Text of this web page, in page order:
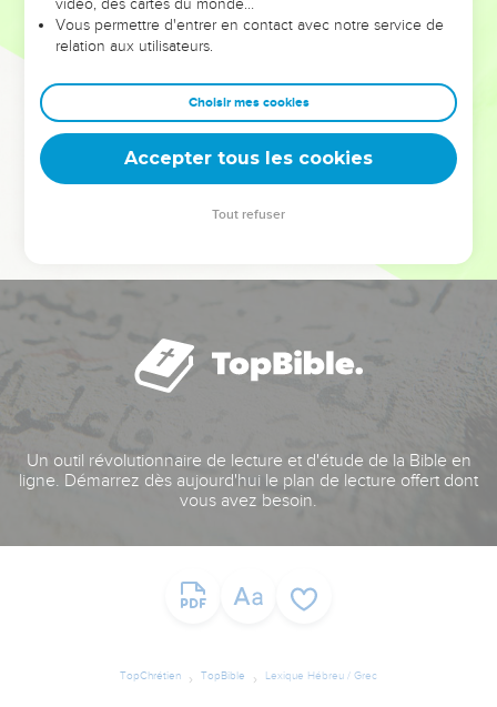
sont elles qui les ont façonnés.
Dans cette conférence, leaders, entrepreneurs, et responsables
clés pour avancer avec plus de sagesse afin que leurs erreurs
deviennent vos tremplins. Que vous guidiez un ministère, une
équipe, un groupe ou une famille, leur expérience est faite
Un outil révolutionnaire de lecture et d'étude de la Bible en
ligne. Démarrez dès aujourd'hui le plan de lecture offert dont
vous avez besoin.
TopChrétien TopBible Lexique Hébreu / Grec
vidéo, des cartes du monde…
Vous permettre d'entrer en contact avec notre service de
relation aux utilisateurs.
Choisir mes cookies
Accepter tous les cookies
Tout refuser